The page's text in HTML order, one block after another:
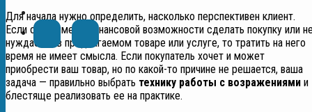
Для начала нужно определить, насколько перспективен клиент.
Если он не имеет финансовой возможности сделать покупку или
нуждается в предлагаемом товаре или услуге, то тратить на него
время не имеет смысла. Если покупатель хочет и может
приобрести ваш товар, но по какой-то причине не решается, ваша
задача — правильно выбрать технику работы с возражениями и
блестяще реализовать ее на практике.